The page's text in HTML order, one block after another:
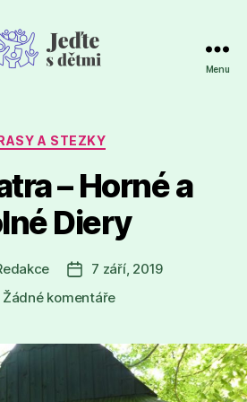
Menu
Rubriky
A STEZKY
– Horné a
Diery
Datum
příspěvku
7 září, 2019
Žádné komentářeu
názvem
Malá
Fatra